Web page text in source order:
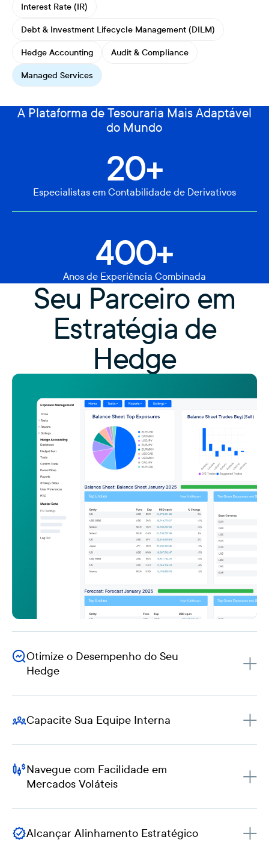
Interest Rate (IR)
Debt & Investment Lifecycle Management (DILM)
Hedge Accounting Audit & Compliance
Managed Services
A Plataforma de Tesouraria Mais Adaptável
do Mundo
20+
Especialistas em Contabilidade de Derivativos
400+
Anos de Experiência Combinada
Seu Parceiro em
Estratégia de
Hedge
Otimize o Desempenho do Seu
Hedge
Capacite Sua Equipe Interna
Navegue com Facilidade em
Mercados Voláteis
Alcançar Alinhamento Estratégico